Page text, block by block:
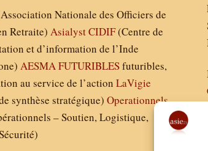
Nationale des Officiers de
Retraite)AsialystCIDIF(Centre de
et d’information de l’Inde
AESMAFUTURIBLESfuturibles,
au service de l’actionLaVigie
synthèse stratégique)Operationnels
– Soutien, Logistique,